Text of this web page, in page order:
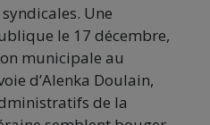
Une
le 17 décembre,
municipale au
d’Alenka Doulain,
de la